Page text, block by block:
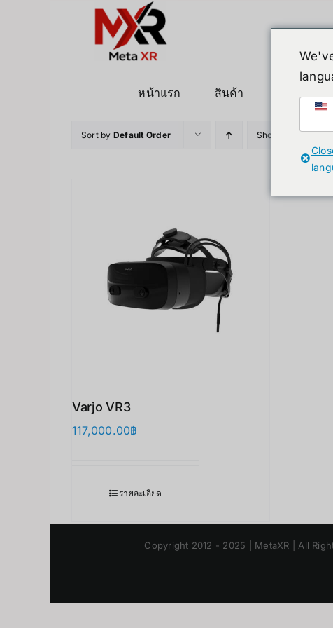
หน้าแรก
สินค้า
Sort by Default Order Show 24
Varjo VR3
117,000.00฿
รายละเอียด
Copyright 2012 - 2025 | MetaXR | All